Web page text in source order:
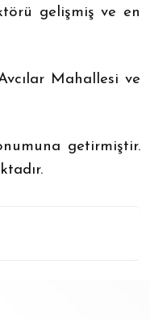
gelişmiş ve en
Mahallesi ve
getirmiştir.